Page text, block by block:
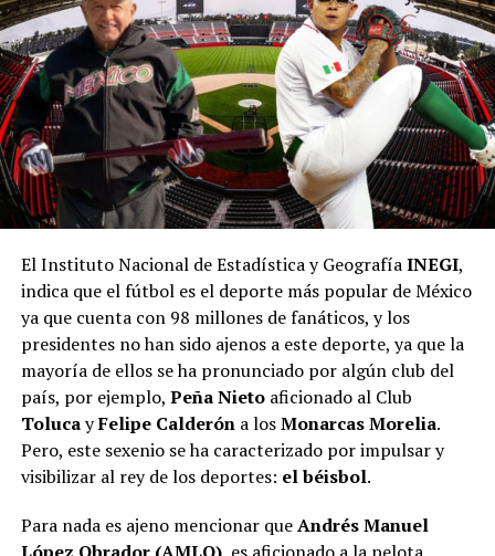
El Instituto Nacional de Estadística y GeografíaINEGI,
indica que el fútbol es el deporte más popular de México
ya que cuenta con 98 millones de fanáticos, y los
presidentes no han sido ajenos a este deporte, ya que la
mayoría de ellos se ha pronunciado por algún club del
país, por ejemplo, Peña Nietoaficionado al Club
TolucayFelipe Calderóna losMonarcas Morelia.
Pero, este sexenio se ha caracterizado por impulsar y
visibilizar al rey de los deportes: el béisbol.
Para nada es ajeno mencionar queAndrés Manuel